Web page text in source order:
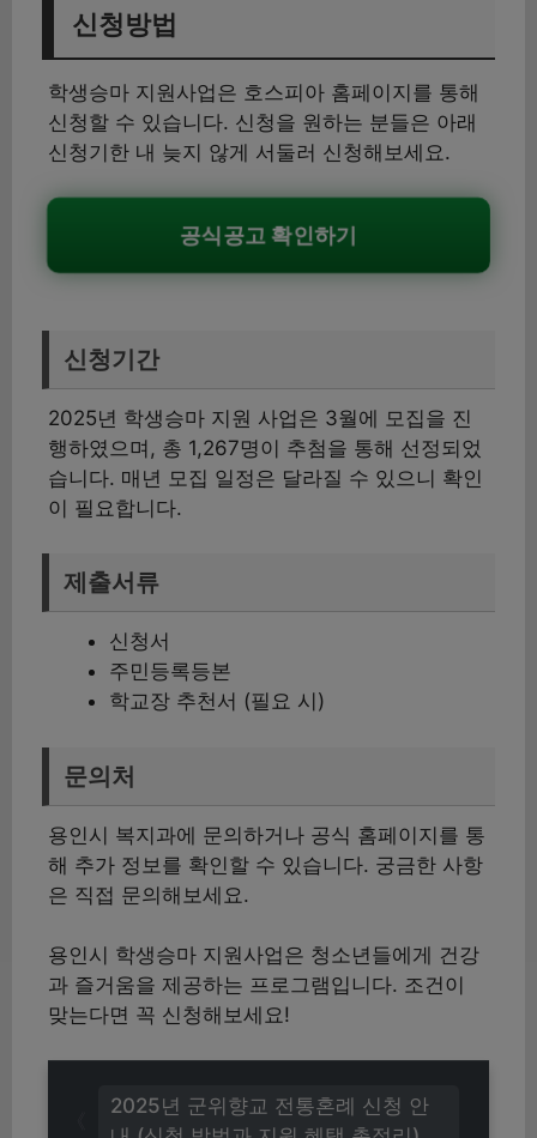
신청방법
학생승마 지원사업은 호스피아 홈페이지를 통해
신청할 수 있습니다. 신청을 원하는 분들은 아래
신청기한 내 늦지 않게 서둘러 신청해보세요.
공식공고 확인하기
신청기간
2025년 학생승마 지원 사업은 3월에 모집을 진
행하였으며, 총 1,267명이 추첨을 통해 선정되었
습니다. 매년 모집 일정은 달라질 수 있으니 확인
이 필요합니다.
제출서류
신청서
주민등록등본
학교장 추천서 (필요 시)
문의처
용인시 복지과에 문의하거나 공식 홈페이지를 통
해 추가 정보를 확인할 수 있습니다. 궁금한 사항
은 직접 문의해보세요.
용인시 학생승마 지원사업은 청소년들에게 건강
과 즐거움을 제공하는 프로그램입니다. 조건이
맞는다면 꼭 신청해보세요!
2025년 군위향교 전통혼례 신청 안